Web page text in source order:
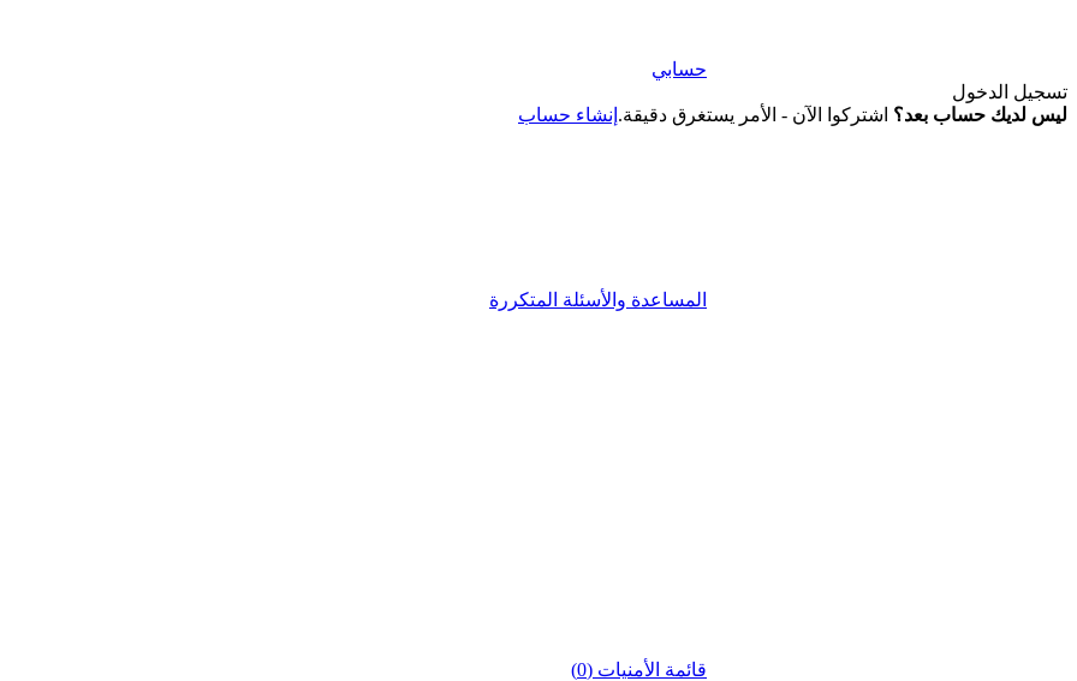
حسابي
تسجيل الدخول
ليس لديك حساب بعد؟ اشتركوا الآن - الأمر يستغرق دقيقة. إنشاء حساب
المساعدة والأسئلة المتكررة
قائمة الأمنيات (0)